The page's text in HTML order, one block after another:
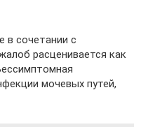
в сочетании с
расценивается как
мочевых путей,